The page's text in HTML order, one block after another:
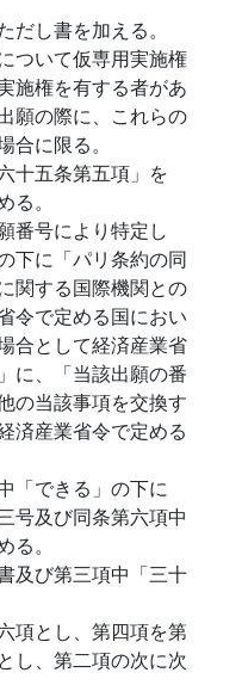
し書を加える。
ついて仮専用実施権
施権を有する者があ
願の際に、これらの
合に限る。
十五条第五項」を
る。
番号により特定し
下に「パリ条約の同
関する国際機関との
令で定める国におい
合として経済産業省
に、「当該出願の番
の当該事項を交換す
済産業省令で定める
「できる」の下に
号及び同条第六項中
る。
及び第三項中「三十
項とし、第四項を第
し、第二項の次に次